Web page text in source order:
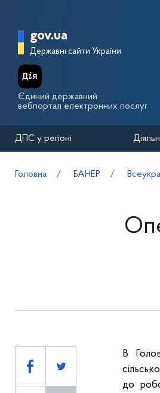
Головна
gov.ua
Державні сайти України
Єдиний державний
вебпортал електронних послуг
ДПС у регіоні
Головна БАНЕР
В
до